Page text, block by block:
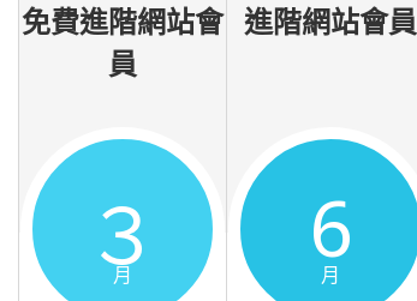
免費進階網站會
員
３
月
進階網站會員
6
月